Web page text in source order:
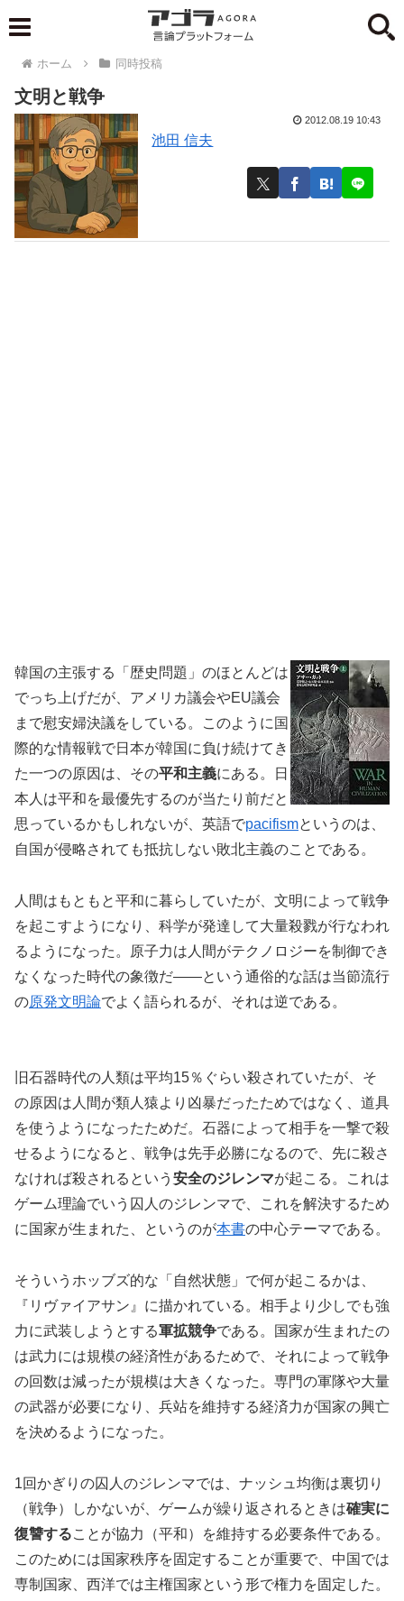
ホーム 同時投稿
文明と戦争
池田 信夫
2012.08.19 10:43
韓国の主張する「歴史問題」のほとんどは
でっち上げだが、アメリカ議会やEU議会
まで慰安婦決議をしている。このように国
際的な情報戦で日本が韓国に負け続けてき
た一つの原因は、その平和主義にある。日
本人は平和を最優先するのが当たり前だと
思っているかもしれないが、英語でpacifismというのは、
自国が侵略されても抵抗しない敗北主義のことである。
人間はもともと平和に暮らしていたが、文明によって戦争
を起こすようになり、科学が発達して大量殺戮が行なわれ
るようになった。原子力は人間がテクノロジーを制御でき
なくなった時代の象徴だ――という通俗的な話は当節流行
の原発文明論でよく語られるが、それは逆である。
旧石器時代の人類は平均15％ぐらい殺されていたが、そ
の原因は人間が類人猿より凶暴だったためではなく、道具
を使うようになったためだ。石器によって相手を一撃で殺
せるようになると、戦争は先手必勝になるので、先に殺さ
なければ殺されるという 安全のジレンマが起こる。これは
ゲーム理論でいう囚人のジレンマで、これを解決するため
に国家が生まれた、というのが本書の中心テーマである。
そういうホッブズ的な「自然状態」で何が起こるかは、
『リヴァイアサン』に描かれている。相手より少しでも強
力に武装しようとする軍拡競争である。国家が生まれたの
は武力には規模の経済性があるためで、それによって戦争
の回数は減ったが規模は大きくなった。専門の軍隊や大量
の武器が必要になり、兵站を維持する経済力が国家の興亡
を決めるようになった。
1回かぎりの囚人のジレンマでは、ナッシュ均衡は裏切り
（戦争）しかないが、ゲームが繰り返されるときは確実に
復讐することが協力（平和）を維持する必要条件である。
このためには国家秩序を固定することが重要で、中国では
専制国家、西洋では主権国家という形で権力を固定した。